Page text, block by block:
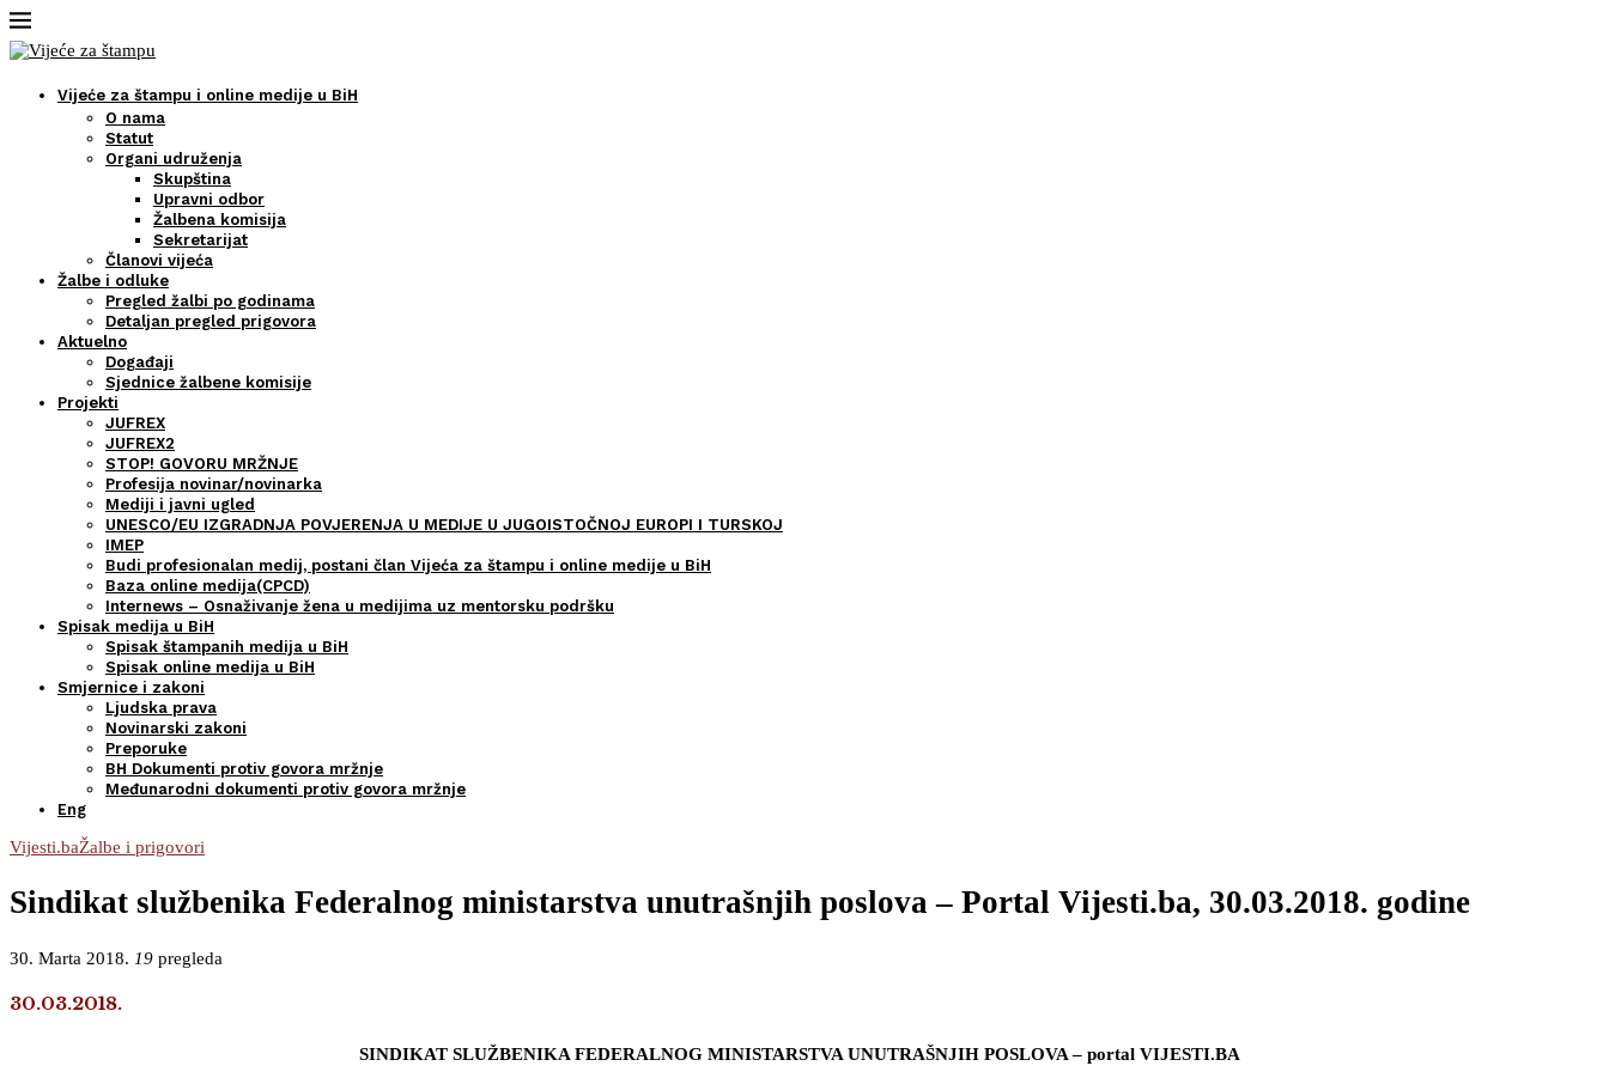
Vijeće za štampu i online medije u BiH
O nama
Statut
Organi udruženja
Skupština
Upravni odbor
Žalbena komisija
Sekretarijat
Članovi vijeća
Žalbe i odluke
Pregled žalbi po godinama
Detaljan pregled prigovora
Aktuelno
Događaji
Sjednice žalbene komisije
Projekti
JUFREX
JUFREX2
STOP! GOVORU MRŽNJE
Profesija novinar/novinarka
Mediji i javni ugled
UNESCO/EU IZGRADNJA POVJERENJA U MEDIJE U JUGOISTOČNOJ EUROPI I TURSKOJ
IMEP
Budi profesionalan medij, postani član Vijeća za štampu i online medije u BiH
Baza online medija(CPCD)
Internews – Osnaživanje žena u medijima uz mentorsku podršku
Spisak medija u BiH
Spisak štampanih medija u BiH
Spisak online medija u BiH
Smjernice i zakoni
Ljudska prava
Novinarski zakoni
Preporuke
BH Dokumenti protiv govora mržnje
Međunarodni dokumenti protiv govora mržnje
Eng
Vijesti.baŽalbe i prigovori
Sindikat službenika Federalnog ministarstva unutrašnjih poslova – Portal Vijesti.ba, 30.03.2018. godine
30. Marta 2018. 19 pregleda
30.03.2018.
SINDIKAT SLUŽBENIKA FEDERALNOG MINISTARSTVA UNUTRAŠNJIH POSLOVA – portal VIJESTI.BA